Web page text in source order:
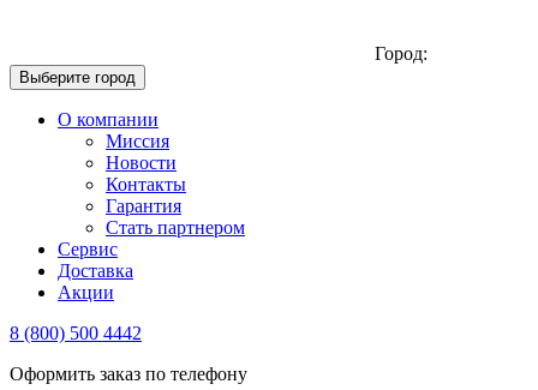
Город:
Выберите город
О компании
Миссия
Новости
Контакты
Гарантия
Стать партнером
Сервис
Доставка
Акции
8 (800) 500 4442
Оформить заказ по телефону